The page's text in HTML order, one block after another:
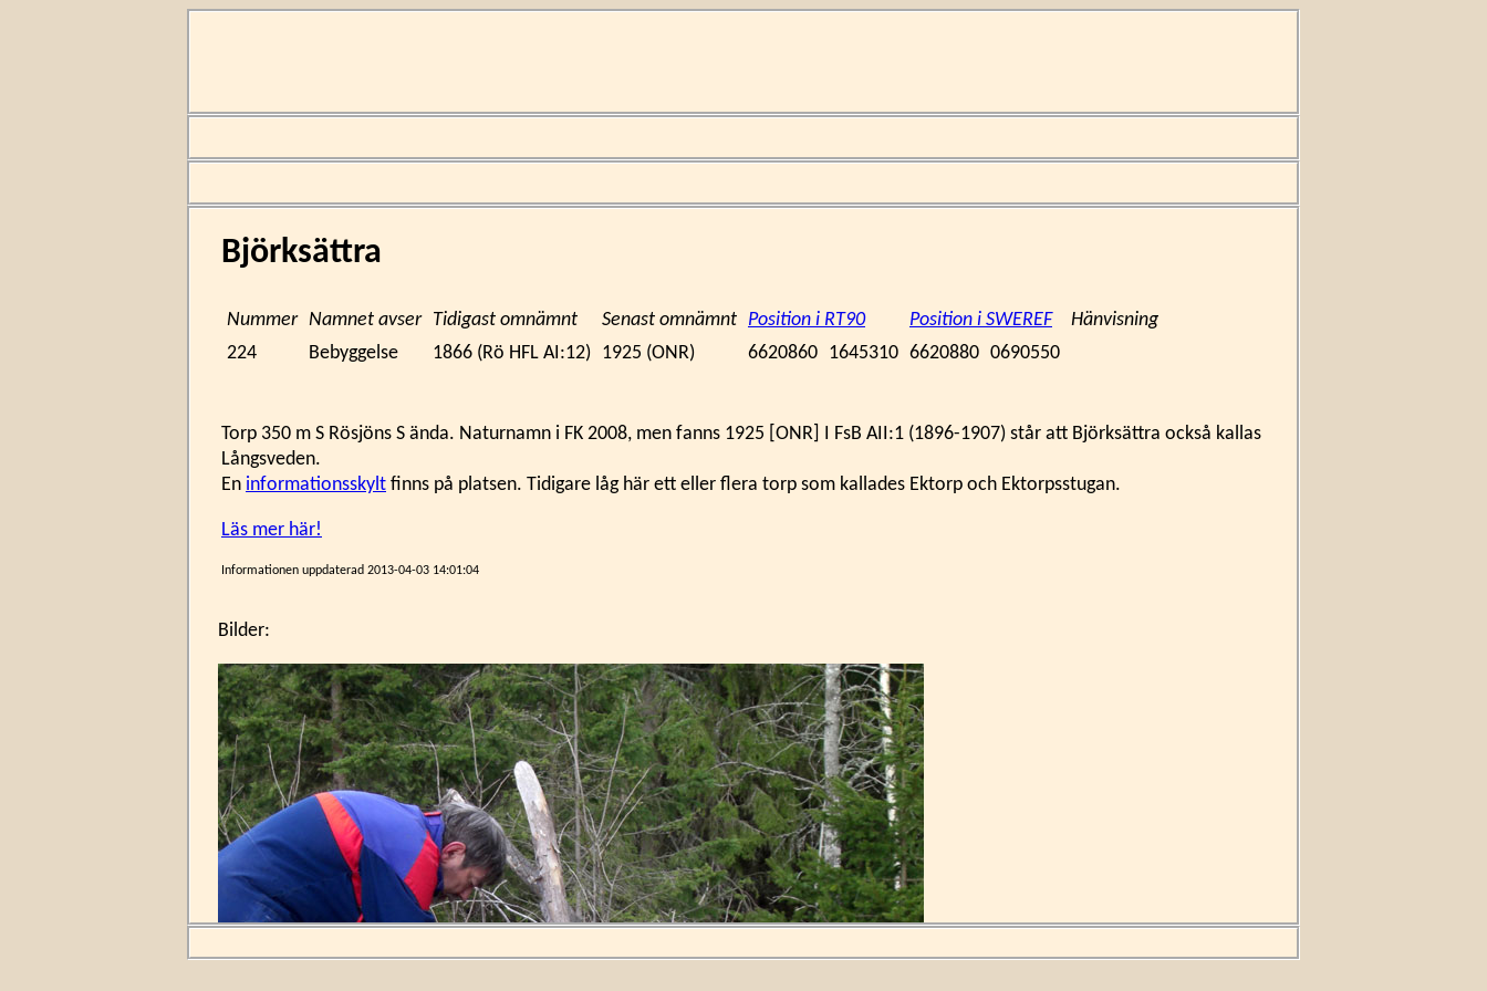
Björksättra
Nummer Namnet avser Tidigast omnämnt Senast omnämnt Position i RT90 Position i SWEREF
Hänvisning
224
Bebyggelse 1866 (Rö HFL AI:12) 1925 (ONR) 6620860 1645310 6620880 0690550
Torp 350 m S Rösjöns S ända. Naturnamn i FK 2008, men fanns 1925 [ONR] I FsB AII:1 (1896-1907) står att Björksättra också kallas
Långsveden.
En informationsskylt finns på platsen. Tidigare låg här ett eller flera torp som kallades Ektorp och Ektorpsstugan.
Läs mer här!
Informationen uppdaterad 2013-04-03 14:01:04
Bilder: